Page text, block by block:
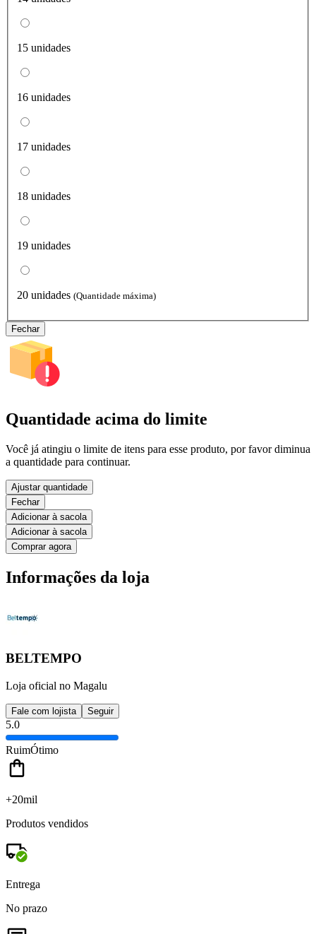
15 unidades
16 unidades
17 unidades
18 unidades
19 unidades
20 unidades (Quantidade máxima)
Fechar
Quantidade acima do limite
Você já atingiu o limite de itens para esse produto, por favor diminua
a quantidade para continuar.
Ajustar quantidade
Fechar
Adicionar à sacola
Adicionar à sacola
Comprar agora
Informações da loja
BELTEMPO
Loja oficial no Magalu
Fale com lojista Seguir
5.0
RuimÓtimo
+20mil
Produtos vendidos
Entrega
No prazo